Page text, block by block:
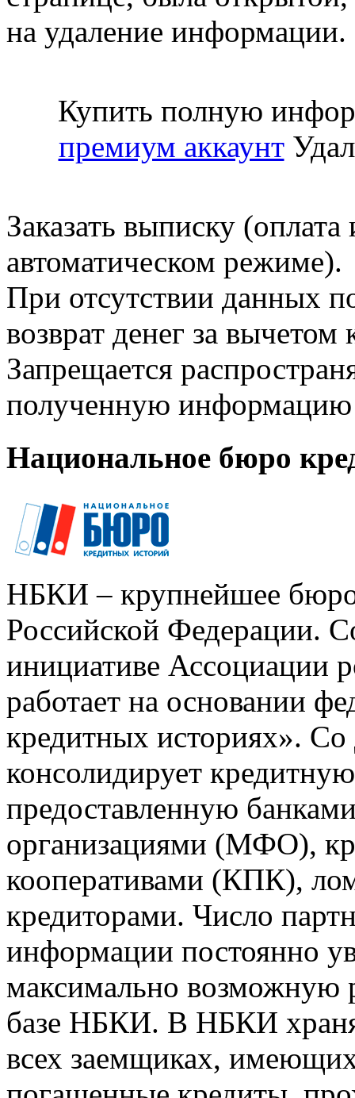
на удаление информации.
Купить полную
премиум аккаунт
Заказать выписку
автоматическом режиме).
При отсутствии данных
возврат денег за
Запрещается
полученную информацию
Национальное бюро
НБКИ – крупнейшее
Российской Федерации.
инициативе Ассоциации
работает на основании
кредитных историях».
консолидирует
предоставленную
организациями (МФО),
кооперативами (КПК),
кредиторами. Число
информации постоянно
максимально возможную
базе НБКИ. В НБКИ
всех заемщиках,